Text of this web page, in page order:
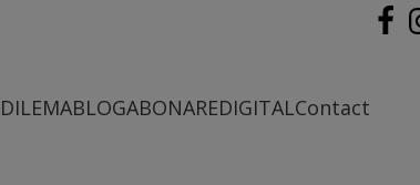
DILEMABLOGABONAREDIGITALContact